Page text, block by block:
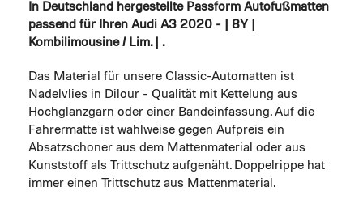
In Deutschland hergestellte Passform Autofußmatten
passend für Ihren Audi A3 2020 - | 8Y |
Kombilimousine / Lim. | .
Das Material für unsere Classic-Automatten ist
Nadelvlies in Dilour - Qualität mit Kettelung aus
Hochglanzgarn oder einer Bandeinfassung. Auf die
Fahrermatte ist wahlweise gegen Aufpreis ein
Absatzschoner aus dem Mattenmaterial oder aus
Kunststoff als Trittschutz aufgenäht. Doppelrippe hat
immer einen Trittschutz aus Mattenmaterial.